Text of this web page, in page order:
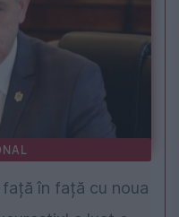
în față cu noua